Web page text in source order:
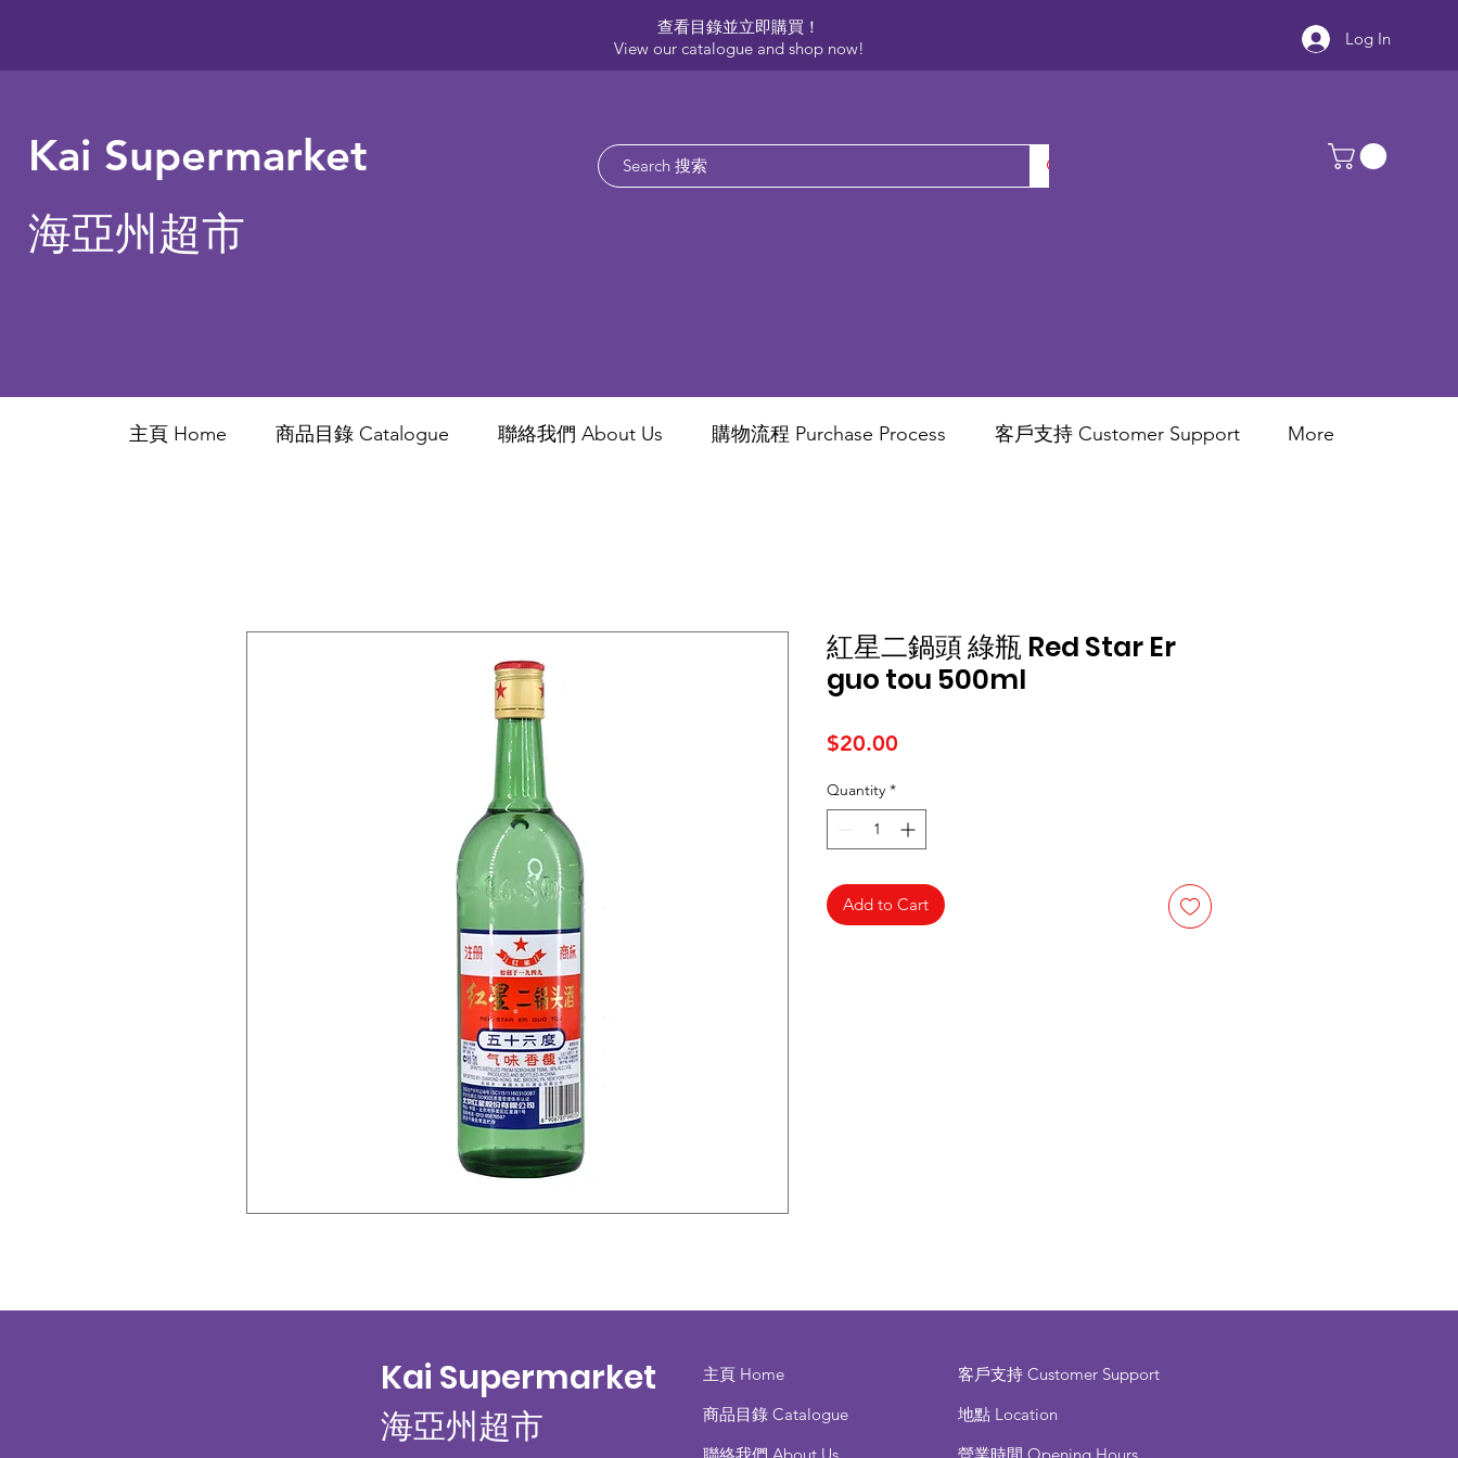
查看目錄並立即購買！​
View our catalogue and shop now!
Log In
Kai Supermarket
海亞州超市
主頁 Home 商品目錄 ​Catalogue 聯絡我們 About Us ​購物流程 Purchase Process 客戶支持 Customer Support More
紅星二鍋頭 綠瓶 Red Star Er
guo tou 500ml
$20.00
Quantity *
Add to Cart
Kai Supermarket
海亞州超市
主頁 Home
商品目錄 ​Catalogue
客戶支持Customer Support
地點 Location